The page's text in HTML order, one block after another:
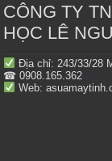
CÔNG TY
HỌC LÊ
Địa chỉ: 243/33/28
☎ 0908.165.362
Web: